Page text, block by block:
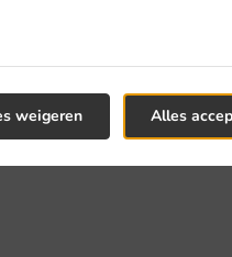
Alles
weigeren
nemen graag uw online
bestel wanneer u klaar